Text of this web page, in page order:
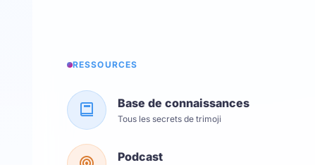
RESSOURCES
Base de connaissances
Tous les secrets de trimoji
Podcast